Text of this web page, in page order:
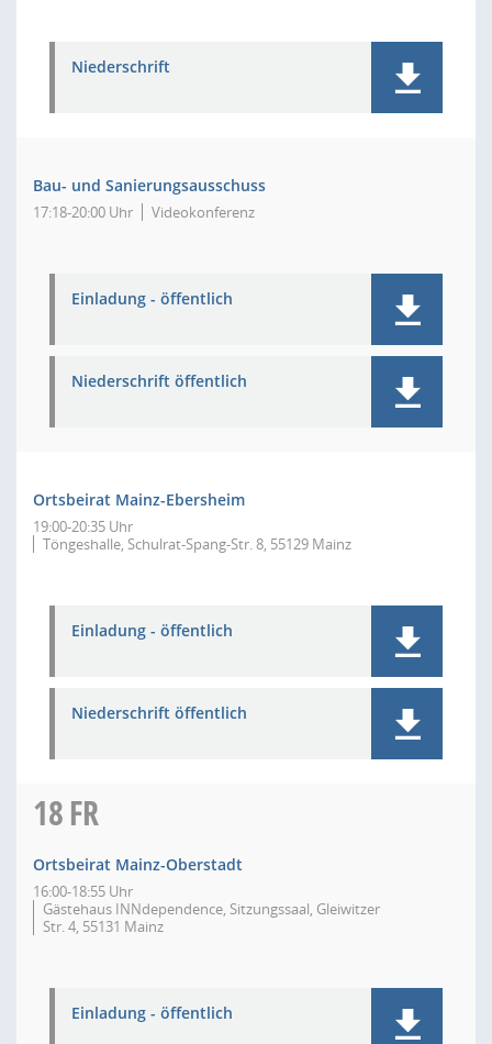
Niederschrift
Bau- und Sanierungsausschuss
17:18-20:00 Uhr Videokonferenz
Einladung - öffentlich
Niederschrift öffentlich
Ortsbeirat Mainz-Ebersheim
19:00-20:35 Uhr
Töngeshalle, Schulrat-Spang-Str. 8, 55129 Mainz
Einladung - öffentlich
Niederschrift öffentlich
18FR
Ortsbeirat Mainz-Oberstadt
16:00-18:55 Uhr
Gästehaus INNdependence, Sitzungssaal, Gleiwitzer
Str. 4, 55131 Mainz
Einladung - öffentlich